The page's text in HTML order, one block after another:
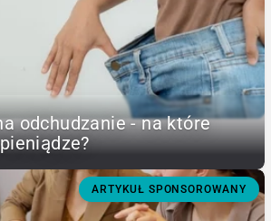
odchudzanie - na które
ARTYKUŁ SPONSOROWANY